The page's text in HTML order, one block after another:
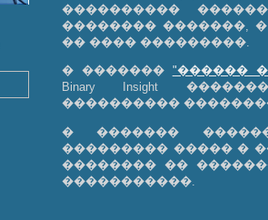
����������
�������� �������,
�� ���� ���������.
� ������� "������
Binary Insight
����������
� �������
��������� ����� �
�������� ��
�����������.